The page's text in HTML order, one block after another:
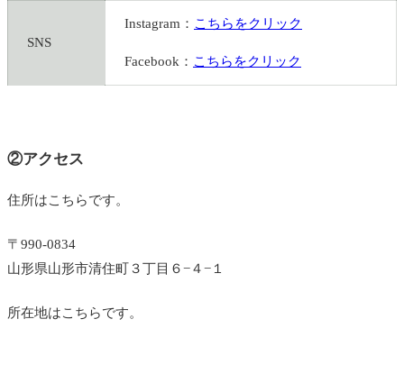
SNS
Instagram： こちらをクリック
Facebook： こちらをクリック
②アクセス
住所はこちらです。
〒990-0834
山形県山形市清住町３丁目６−４−１
所在地はこちらです。